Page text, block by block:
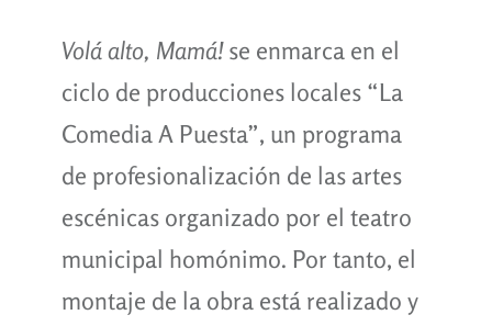
Volá alto, Mamá!se enmarca en el
ciclo de producciones locales “La
Comedia A Puesta”, un programa
de profesionalización de las artes
escénicas organizado por el teatro
municipal homónimo. Por tanto, el
montaje de la obra está realizado y